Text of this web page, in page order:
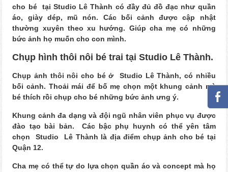
cho bé tại Studio Lê Thành có đầy đủ đồ đạc như quần
áo, giày dép, mũ nón. Các bối cảnh được cập nhật
thường xuyên theo xu hướng. Giúp cha mẹ có những
bức ảnh họ muốn cho con mình.
Chụp hình thôi nôi bé trai tại Studio Lê Thành.
Chụp ảnh thôi nôi cho bé ở Studio Lê Thành, có nhiều
bối cảnh. Thoải mái để bố mẹ chọn một khung cảnh mà
bé thích rồi chụp cho bé những bức ảnh ưng ý.
Khung cảnh đa dạng và đội ngũ nhân viên phục vụ được
đào tạo bài bản. Các bậc phụ huynh có thể yên tâm
chọn Studio Lê Thành là địa điểm chụp ảnh cho bé tại
Quận 12.
Cha mẹ có thể tự do lựa chọn quần áo và concept mà họ